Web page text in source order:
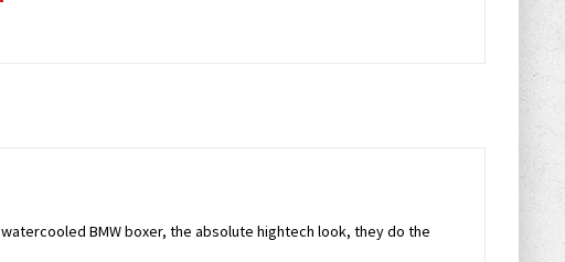
BMW boxer, the absolute hightech look, they do the